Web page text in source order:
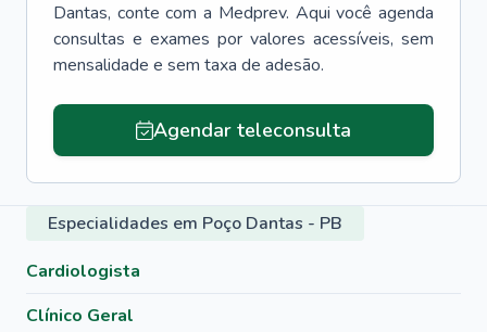
Dantas, conte com a Medprev. Aqui você agenda
consultas e exames por valores acessíveis, sem
mensalidade e sem taxa de adesão.
Agendar teleconsulta
Especialidades em Poço Dantas - PB
Cardiologista
Clínico Geral